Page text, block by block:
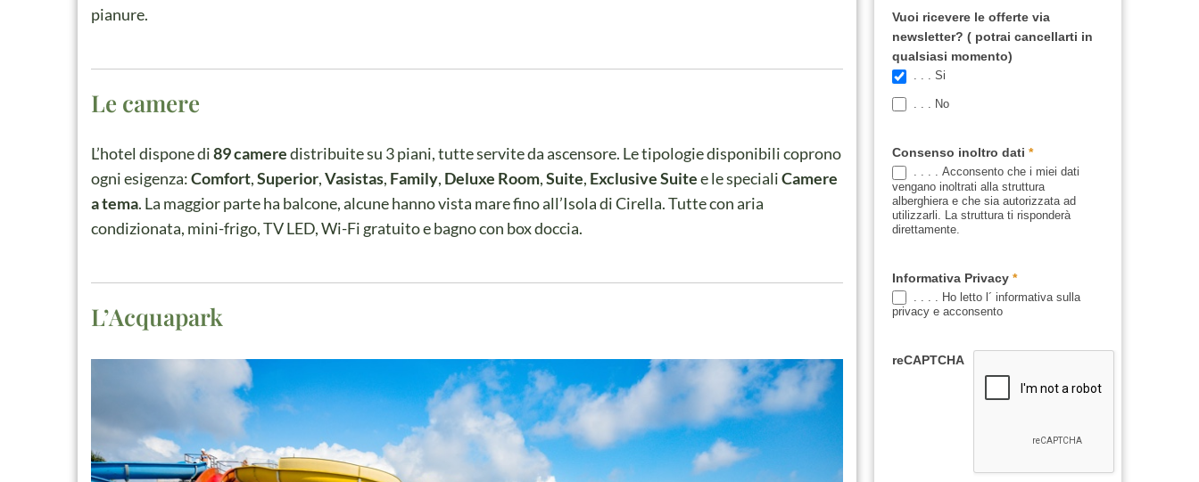
pianure.
Le camere
L’hotel dispone di89 cameredistribuite su 3 piani, tutte servite da ascensore. Le tipologie disponibili coprono
ogni esigenza:Comfort,Superior,Vasistas, Family, Deluxe Room,Suite, Exclusive Suitee le specialiCamere
a tema. La maggior parte ha balcone, alcune hanno vista mare fino all’Isola di Cirella. Tutte con aria
condizionata, mini-frigo, TV LED, Wi-Fi gratuito e bagno con box doccia.
L’Acquapark
Vuoi ricevere le offerte via
newsletter? ( potrai cancellarti in
qualsiasi momento)
. . . Si
. . . No
Consenso inoltro dati *
. . . . Acconsento che i miei dati
vengano inoltrati alla struttura
alberghiera e che sia autorizzata ad
utilizzarli. La struttura ti risponderà
direttamente.
Informativa Privacy *
. . . . Ho letto l´ informativa sulla
privacy e acconsento
reCAPTCHA